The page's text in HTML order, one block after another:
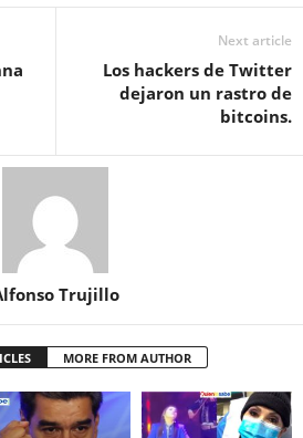
Next article
Los hackers de Twitter
dejaron un rastro de
bitcoins.
Trujillo
MORE FROM AUTHOR